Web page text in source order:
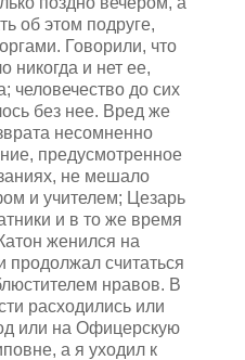
об этом подруге,
Говорили, что
никогда и нет ее,
человечество до сих
без нее. Вред же
несомненно
предусмотренное
не мешало
и учителем; Цезарь
и в то же время
женился на
продолжал считаться
нравов. В
расходились или
или на Офицерскую
а я уходил к